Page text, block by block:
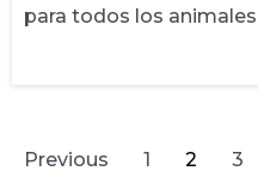
para todos los
Previous 1 2 3